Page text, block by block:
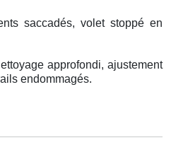
saccadés, volet stoppé en
approfondi, ajustement
endommagés.